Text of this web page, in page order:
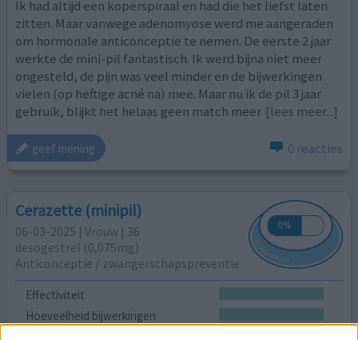
Ik had altijd een koperspiraal en had die het liefst laten
zitten. Maar vanwege adenomyose werd me aangeraden
om hormonale anticonceptie te nemen. De eerste 2 jaar
werkte de mini-pil fantastisch. Ik werd bijna niet meer
ongesteld, de pijn was veel minder en de bijwerkingen
vielen (op heftige acné na) mee. Maar nu ik de pil 3 jaar
gebruik, blijkt het helaas geen match meer. [lees meer...]
geef mening 0 reacties
Cerazette (minipil)
06-03-2025 | Vrouw | 36
desogestrel (0,075mg)
Anticonceptie / zwangerschapspreventie
Effectiviteit
Hoeveelheid bijwerkingen